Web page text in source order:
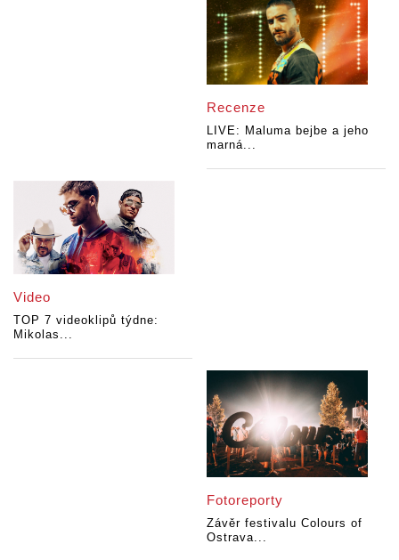
Recenze
LIVE: Maluma bejbe a jeho
marná...
Video
TOP 7 videoklipů týdne:
Mikolas...
Fotoreporty
Závěr festivalu Colours of
Ostrava...